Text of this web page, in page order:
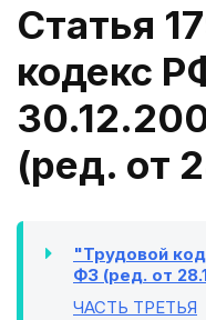
Статья
кодекс
(ред. от
"Трудовой
ФЗ (ред. от
ЧАСТЬ ТРЕТЬЯ